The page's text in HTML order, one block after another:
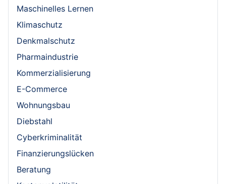
Maschinelles Lernen
Klimaschutz
Denkmalschutz
Pharmaindustrie
Kommerzialisierung
E-Commerce
Wohnungsbau
Diebstahl
Cyberkriminalität
Finanzierungslücken
Beratung